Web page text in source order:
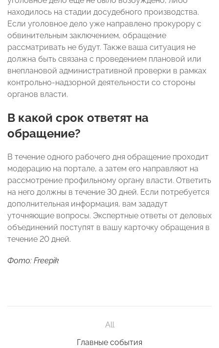
находилось на стадии досудебного производства.
Если уголовное дело уже направлено прокурору с
обвинительным заключением, обращение
рассматривать не будут. Также ваша ситуация не
должна быть связана с проведением плановой или
внеплановой административной проверки в рамках
контрольно-надзорной деятельности со стороны
органов власти.
В какой срок ответят на
обращение?
В течение одного рабочего дня обращение проходит
модерацию на портале, а затем его направляют на
рассмотрение профильному органу власти. Ответить
на него должны в течение 30 дней. Если потребуется
дополнительная информация, вам зададут
уточняющие вопросы. Экспертные ответы от деловых
объединений поступят в вашу карточку обращения в
течение 20 дней.
Фото: Freepik
All
Главные события